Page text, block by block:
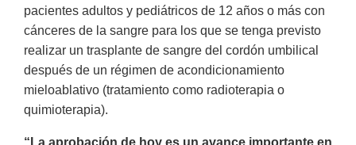
pacientes adultos y pediátricos de 12 años o más con
cánceres de la sangre para los que se tenga previsto
realizar un trasplante de sangre del cordón umbilical
después de un régimen de acondicionamiento
mieloablativo (tratamiento como radioterapia o
quimioterapia).